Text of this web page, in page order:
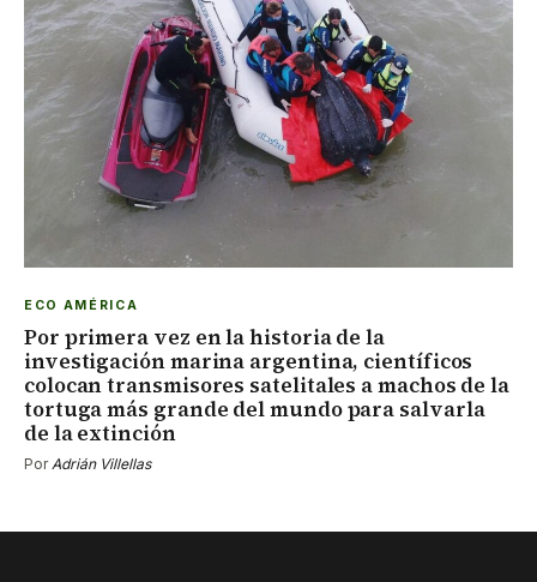
ECO AMÉRICA
Por primera vez en la historia de la
investigación marina argentina, científicos
colocan transmisores satelitales a machos de la
tortuga más grande del mundo para salvarla
de la extinción
PorAdrián Villellas